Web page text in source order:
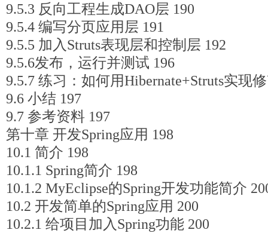
9.5.3 反向工程生成DAO层 190
9.5.4 编写分页应用层 191
9.5.5 加入Struts表现层和控制层 192
9.5.6发布，运行并测试 196
9.5.7 练习：如何用Hibernate+Struts实现
9.6 小结 197
9.7 参考资料 197
第十章 开发Spring应用 198
10.1 简介 198
10.1.1 Spring简介 198
10.1.2 MyEclipse的Spring开发功能简介
10.2 开发简单的Spring应用 200
10.2.1 给项目加入Spring功能 200